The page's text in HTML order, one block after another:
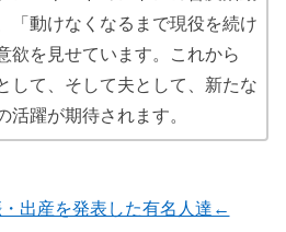
「動けなくなるまで現役を続け
欲を見せています。これから
して、そして夫として、新たな
活躍が期待されます。
出産を発表した有名人達←